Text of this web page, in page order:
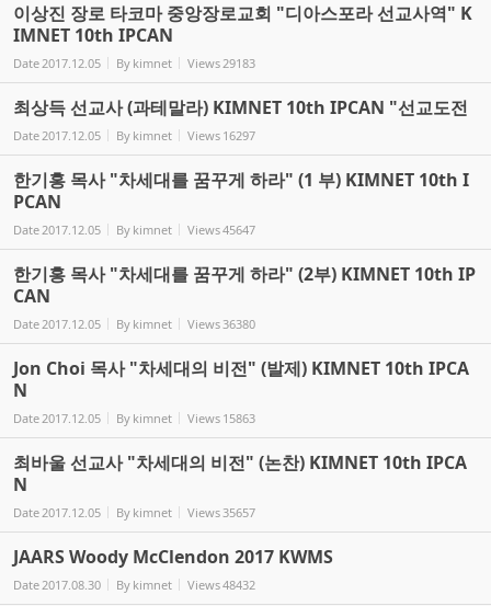
이상진 장로 타코마 중앙장로교회 "디아스포라 선교사역" K
IMNET 10th IPCAN
Date2017.12.05 By kimnet Views29183
최상득 선교사 (과테말라) KIMNET 10th IPCAN "선교도전
Date2017.12.05 By kimnet Views 16297
한기홍 목사 "차세대를 꿈꾸게 하라" (1 부) KIMNET 10th I
PCAN
Date2017.12.05 By kimnet Views45647
한기홍 목사 "차세대를 꿈꾸게 하라" (2부) KIMNET 10th IP
CAN
Date2017.12.05 By kimnet Views36380
Jon Choi 목사 "차세대의 비전" (발제) KIMNET 10th IPCA
N
Date2017.12.05 By kimnet Views 15863
최바울 선교사 "차세대의 비전" (논찬) KIMNET 10th IPCA
N
Date2017.12.05 By kimnet Views35657
JAARS Woody McClendon 2017 KWMS
Date2017.08.30 By kimnet Views48432